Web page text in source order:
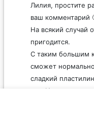
Лилия, простите
ваш комментарий
На всякий случай
пригодится.
С таким большим
сможет нормально
сладкий
так. Испечь два